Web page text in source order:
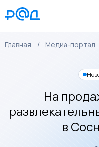
Главная Медиа-портал
На
в